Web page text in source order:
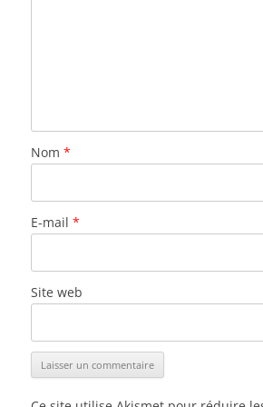
Nom *
E-mail *
Site web